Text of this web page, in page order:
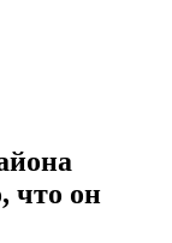
что он